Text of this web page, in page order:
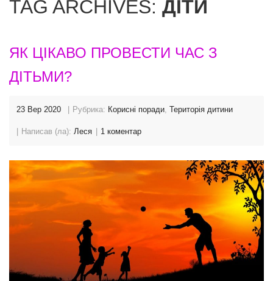
TAG ARCHIVES: ДІТИ
ЯК ЦІКАВО ПРОВЕСТИ ЧАС З
ДІТЬМИ?
23 Вер 2020 Рубрика: Корисні поради, Територія дитини
Написав (ла): Леся 1 коментар